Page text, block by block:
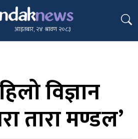
आइतबार, २४ श्रावण २०८३
विज्ञान
तारा मण्डल’